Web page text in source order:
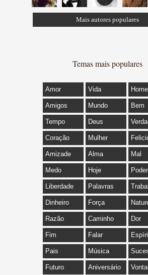
Mais autores populares
Temas mais populares
Amor Vida
Amigos Mundo Bem
Tempo Deus
Coração Mulher
Amizade Alma Mal
Medo Hoje Poder
Liberdade Palavras
Dinheiro Força
Razão Caminho Dor
Fim Falar
Pais Música
Futuro Aniversário